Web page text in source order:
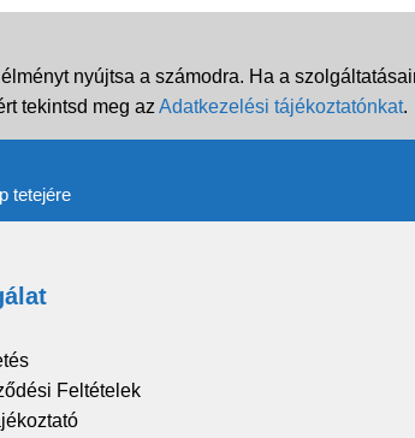
nyújtsa a számodra. Ha a
tekintsd meg az Adatkezelési tájékoztatónkat.
tetejére
Feltételek